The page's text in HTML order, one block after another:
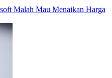
Malah Mau Menaikan Harga